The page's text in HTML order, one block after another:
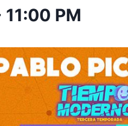
11:00 PM